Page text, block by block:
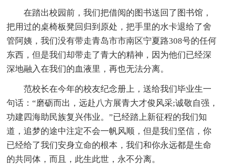
在踏出校园前，我们把借阅的图书送回了图书馆，
把用过的桌椅板凳回归到原处，把手里的水卡退给了舍
管阿姨，我们没有带走青岛市市南区宁夏路308号的任何
东西，但是我们却带走了青大的精神，因为他们已经深
深地融入在我们的血液里，再也无法分离。
范校长在今年的校友纪念册上，送给我们毕业生一
句话：“磨砺而出，远赴八方展青大才俊风采;诚敬自强，
功建四海助民族复兴伟业。”已经踏上新征程的我们知
道，追梦的途中注定不会一帆风顺，但是我们坚信，你
已经给了我们安身立命的根本，我们和你永远都是生命
的共同体，而且，此生此世，永不分离。